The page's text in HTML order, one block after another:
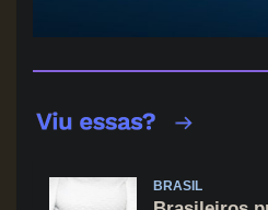
BRASIL